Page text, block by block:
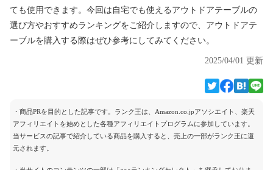
ても使用できます。今回は自宅でも使えるアウトドアテーブルの
選び方やおすすめランキングをご紹介しますので、アウトドアテ
ーブルを購入する際はぜひ参考にしてみてください。
2025/04/01 更新
・商品PRを目的とした記事です。ランク王は、Amazon.co.jpアソシエイト、楽天
アフィリエイトを始めとした各種アフィリエイトプログラムに参加しています。
当サービスの記事で紹介している商品を購入すると、売上の一部がランク王に還
元されます。